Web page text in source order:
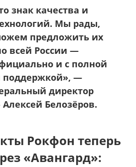
знак качества и
Мы рады,
предложить их
всей России —
и с полной
поддержкой», —
директор
Белозёров.
Рокфон теперь
«Авангард»: